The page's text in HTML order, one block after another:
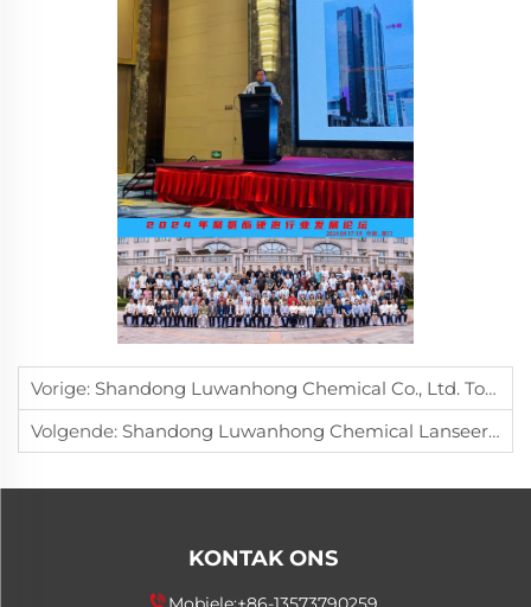
Vorige: Shandong Luwanhong Chemical Co., Ltd. Toon Hoog-Naukeurige Verligtingstegnologie Innovasie By Die 65ste PU Vlakbouspons Tegnologie Konferensie Anvoerder In Gevorderde Demoldoplossings
Volgende: Shandong Luwanhong Chemical Lanseer Nul-Koolstof Proses Rewolusie, Dwing Groen Praktiese Opwaardering In Elastomere Nywerheid Met Vrylatingstegnologie
KONTAK ONS